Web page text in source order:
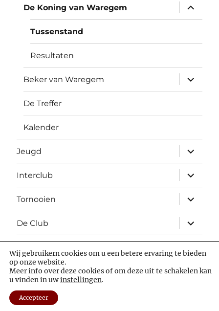
De Koning van Waregem
Open
Tussenstand
Resultaten
Beker van Waregem
Open
De Treffer
Kalender
Jeugd
Open
Interclub
Open
Tornooien
Open
De Club
Open
Facebookchess.com
Luctor et Emergo Statuten
aangedreven door WordPress
Wij gebruikern cookies om u een betere ervaring te bieden
op onze website.
Meer info over deze cookies of om deze uit te schakelen kan
u vinden in uwinstellingen.
Accepteer